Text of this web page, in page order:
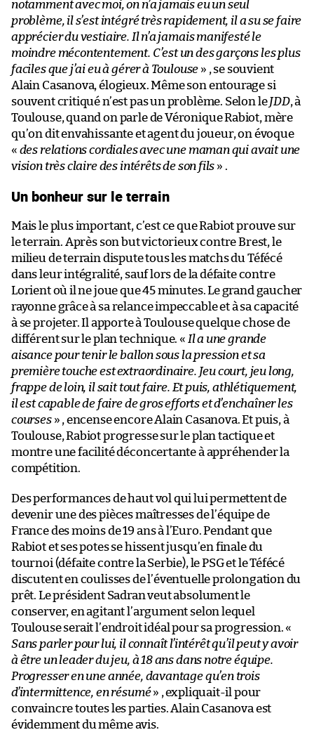
notamment avec moi, on n’a jamais eu un seul
problème, il s’est intégré très rapidement, il a su se faire
apprécier du vestiaire. Il n’a jamais manifesté le
moindre mécontentement. C’est un des garçons les plus
faciles que j’ai eu à gérer à Toulouse » , se souvient
Alain Casanova, élogieux. Même son entourage si
souvent critiqué n’est pas un problème. Selon leJDD, à
Toulouse, quand on parle de Véronique Rabiot, mère
qu’on dit envahissante et agent du joueur, on évoque
« des relations cordiales avec une maman qui avait une
vision très claire des intérêts de son fils » .
Un bonheur sur le terrain
Mais le plus important, c’est ce que Rabiot prouve sur
le terrain. Après son but victorieux contre Brest, le
milieu de terrain dispute tous les matchs du Téfécé
dans leur intégralité, sauf lors de la défaite contre
Lorient où il ne joue que 45 minutes. Le grand gaucher
rayonne grâce à sa relance impeccable et à sa capacité
à se projeter. Il apporte à Toulouse quelque chose de
différent sur le plan technique. « Il a une grande
aisance pour tenir le ballon sous la pression et sa
première touche est extraordinaire. Jeu court, jeu long,
frappe de loin, il sait tout faire. Et puis, athlétiquement,
il est capable de faire de gros efforts et d’enchaîner les
courses» , encense encore Alain Casanova. Et puis, à
Toulouse, Rabiot progresse sur le plan tactique et
montre une facilité déconcertante à appréhender la
compétition.
Des performances de haut vol qui lui permettent de
devenir une des pièces maîtresses de l’équipe de
France des moins de 19 ans à l’Euro. Pendant que
Rabiot et ses potes se hissent jusqu’en finale du
tournoi (défaite contre la Serbie), le PSG et le Téfécé
discutent en coulisses de l’éventuelle prolongation du
prêt. Le président Sadran veut absolument le
conserver, en agitant l’argument selon lequel
Toulouse serait l’endroit idéal pour sa progression. «
Sans parler pour lui, il connaît l’intérêt qu’il peut y avoir
à être un leader du jeu, à 18 ans dans notre équipe.
Progresser en une année, davantage qu’en trois
d’intermittence, en résumé» , expliquait-il pour
convaincre toutes les parties. Alain Casanova est
évidemment du même avis.